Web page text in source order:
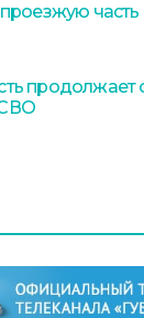
часть
продолжает